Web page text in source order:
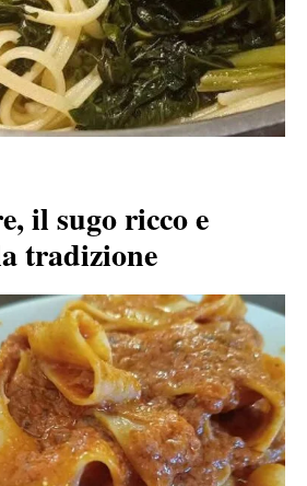
il sugo ricco e
tradizione